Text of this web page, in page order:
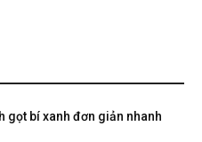
gọt bí xanh đơn giản nhanh